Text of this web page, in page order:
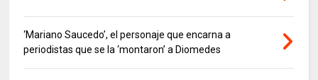
‘Mariano Saucedo’, el personaje que encarna a
periodistas que se la ‘montaron’ a Diomedes